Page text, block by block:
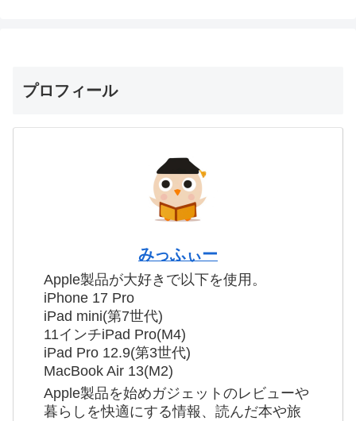
プロフィール
みっふぃー
Apple製品が大好きで以下を使用。
iPhone 17 Pro
iPad mini(第7世代)
11インチiPad Pro(M4)
iPad Pro 12.9(第3世代)
MacBook Air 13(M2)
Apple製品を始めガジェットのレビューや
暮らしを快適にする情報、読んだ本や旅